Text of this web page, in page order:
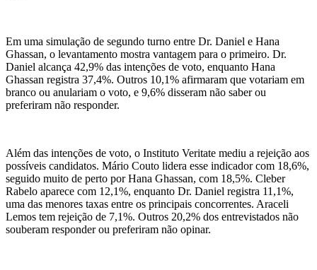
Em uma simulação de segundo turno entre Dr. Daniel e Hana
Ghassan, o levantamento mostra vantagem para o primeiro. Dr.
Daniel alcança 42,9% das intenções de voto, enquanto Hana
Ghassan registra 37,4%. Outros 10,1% afirmaram que votariam em
branco ou anulariam o voto, e 9,6% disseram não saber ou
preferiram não responder.
Além das intenções de voto, o Instituto Veritate mediu a rejeição aos
possíveis candidatos. Mário Couto lidera esse indicador com 18,6%,
seguido muito de perto por Hana Ghassan, com 18,5%. Cleber
Rabelo aparece com 12,1%, enquanto Dr. Daniel registra 11,1%,
uma das menores taxas entre os principais concorrentes. Araceli
Lemos tem rejeição de 7,1%. Outros 20,2% dos entrevistados não
souberam responder ou preferiram não opinar.